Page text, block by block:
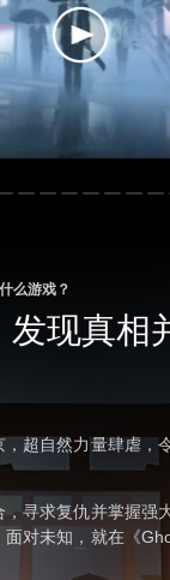
么游戏？
现真相
超自然力量肆虐，
寻求复仇并掌握强
对未知，就在《